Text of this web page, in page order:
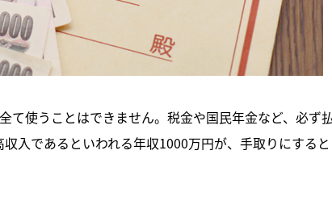
て使うことはできません。税金や国民年金など、必ず
入であるといわれる年収1000万円が、手取りにする